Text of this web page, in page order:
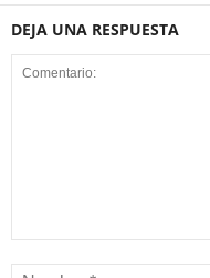
DEJA UNA RESPUESTA